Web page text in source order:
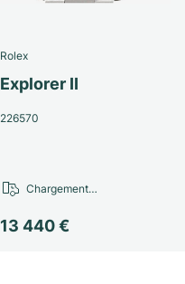
Rolex
Explorer II
226570
13 440 €
Chargement…